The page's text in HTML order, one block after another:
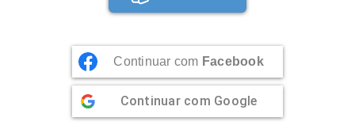
Continuar com Facebook
Continuar com Google